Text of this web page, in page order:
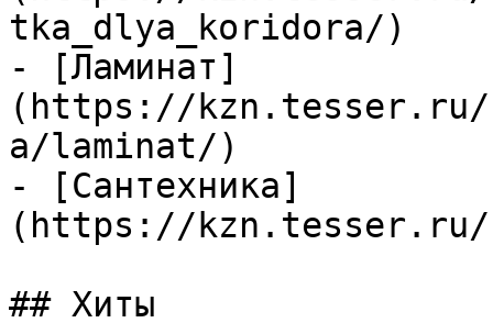
tka_dlya_koridora/)
- [Ламинат]
(https://kzn.tesser.ru/
a/laminat/)
- [Сантехника]
(https://kzn.tesser.ru/
## Хиты